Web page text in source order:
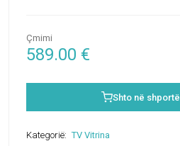
Çmimi
589.00 €
Shto në shportë
Kategorië: TV Vitrina